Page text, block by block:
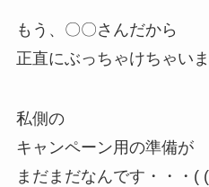
もう、〇〇さんだから
正直にぶっちゃけちゃいま
私側の
キャンペーン用の準備が
まだまだなんです・・・(